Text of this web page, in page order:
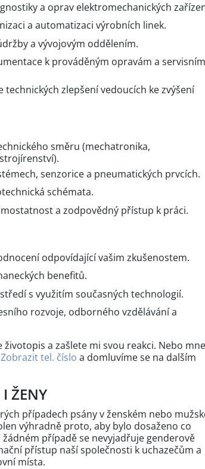
a oprav elektromechanických
a automatizaci výrobních linek.
a vývojovým oddělením.
k prováděným opravám a servisním
technických zlepšení vedoucích ke zvýšení
směru (mechatronika,
senzorice a pneumatických prvcích.
schémata.
a zodpovědný přístup k práci.
odpovídající vašim zkušenostem.
benefitů.
s využitím současných technologií.
rozvoje, odborného vzdělávání a
životopis a zašlete mi svou reakci. Nebo mne
Zobrazit tel. číslo a domluvíme se na dalším
ŽENY
případech psány v ženském nebo
výhradně proto, aby bylo dosaženo co
případě se nevyjadřuje genderově
přístup naší společnosti k uchazečům a
místa.